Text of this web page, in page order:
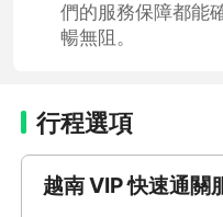
們的服務保障都能
暢無阻。
行程選項
越南 VIP 快速通關